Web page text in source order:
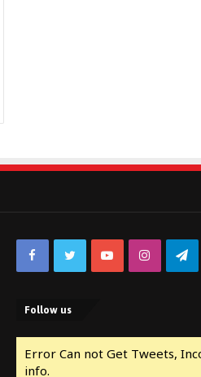
FacebookTwitterYouTubeInstagram
Follow us
Error Can not Get Tweets,
info.